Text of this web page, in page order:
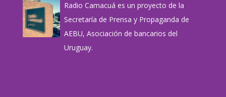
Radio Camacuá es un proyecto de la
Secretaría de Prensa y Propaganda de
AEBU, Asociación de bancarios del
Uruguay.